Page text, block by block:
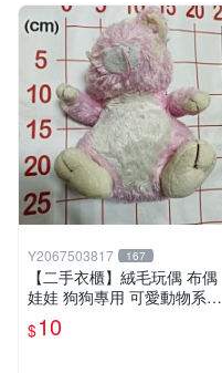
Y2067503817 167
【二手衣櫃】絨毛玩偶 布偶
娃娃 狗狗專用 可愛動物系列
耐咬耐磨玩具 玩偶 粉紅熊寵
物玩具 1120929
$10